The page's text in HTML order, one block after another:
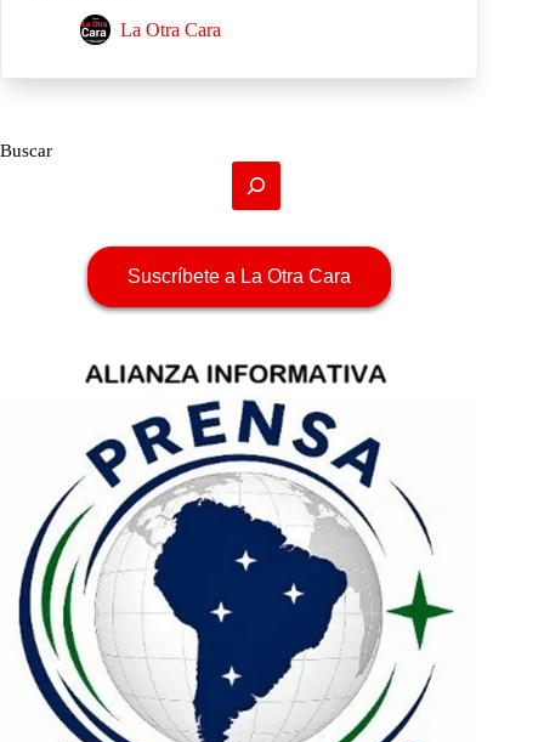
La Otra Cara
Buscar
Suscríbete a La Otra Cara